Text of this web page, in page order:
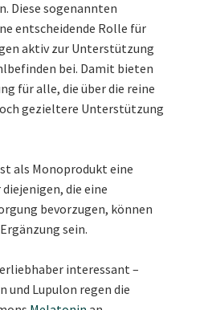
Diese sogenannten
entscheidende Rolle für
aktiv zur Unterstützung
bei. Damit bieten
für alle, die über die reine
gezieltere Unterstützung
als Monoprodukt eine
die eine
bevorzugen, können
sein.
interessant –
und Lupulon regen die